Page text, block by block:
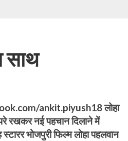
साथ
ankit.piyush18 लोहा
परे रखकर नई पहचान दिलाने में
भोजपुरी फिल्म लोहा पहलवान